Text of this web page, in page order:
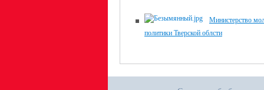
Министерство
политики Тверской облсти